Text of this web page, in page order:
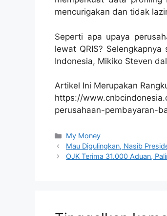
mencurigakan dan tidak
Seperti apa upaya
lewat QRIS?
Indonesia, Mikiko Steven
Artikel Ini Merupakan
https://
perusahaan-pembayaran-
Kategori
My Money
Mau Digulingkan, Nasib
OJK Terima 31.000 Aduan,